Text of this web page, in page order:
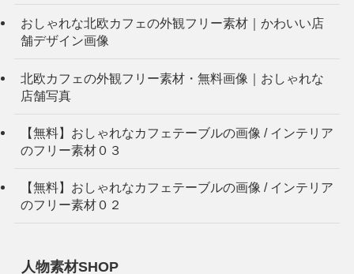
おしゃれな北欧カフェの外観フリー素材｜かわいい店
舗デザイン画像
北欧カフェの外観フリー素材・無料画像｜おしゃれな
店舗写真
【無料】おしゃれなカフェテーブルの画像 / インテリア
のフリー素材０３
【無料】おしゃれなカフェテーブルの画像 / インテリア
のフリー素材０２
人物素材SHOP